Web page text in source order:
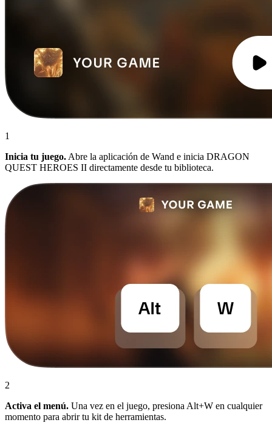
1
Inicia tu juego. Abre la aplicación de Wand e inicia DRAGON
QUEST HEROES II directamente desde tu biblioteca.
2
Activa el menú. Una vez en el juego, presiona Alt+W en cualquier
momento para abrir tu kit de herramientas.